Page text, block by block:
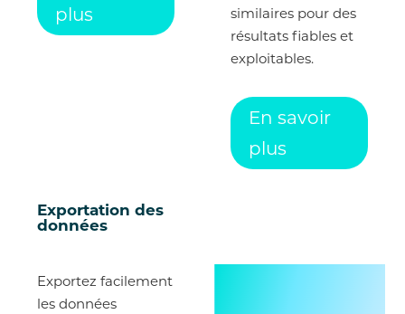
plus
similaires pour des
résultats fiables et
exploitables.
En savoir
plus
Exportation des
données
Exportez facilement
les données